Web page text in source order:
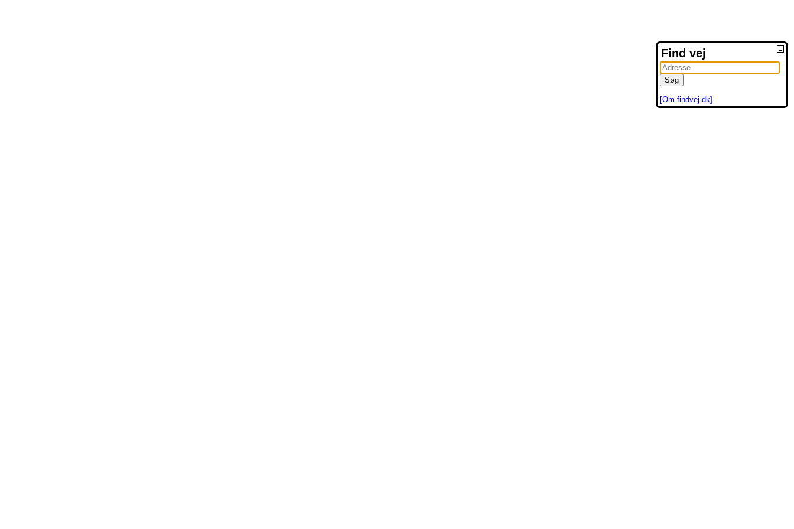
Find vej
[Om findvej.dk]